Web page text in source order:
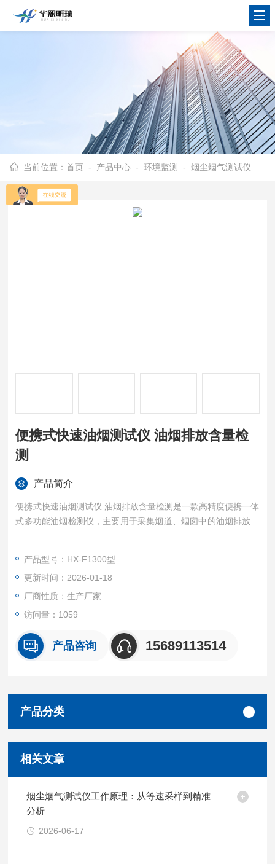
当前位置：首页 - 产品中心 -环境监测 -烟尘烟气测试仪
便携式快速油烟测试仪 油烟排放含量检
测
产品简介
便携式快速油烟测试仪 油烟排放含量检测是一款高精度便携一体
式多功能油烟检测仪，主要用于采集烟道、烟囱中的油烟排放浓
度。
产品型号：HX-F1300型
更新时间：2026-01-18
厂商性质：生产厂家
访问量：1059
产品咨询 15689113514
产品分类
相关文章
烟尘烟气测试仪工作原理：从等速采样到精准
分析
2026-06-17